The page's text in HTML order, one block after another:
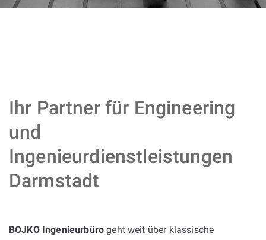
Ihr Partner für Engineering
und
Ingenieurdienstleistungen
Darmstadt
BOJKO Ingenieurbüro geht weit über klassische